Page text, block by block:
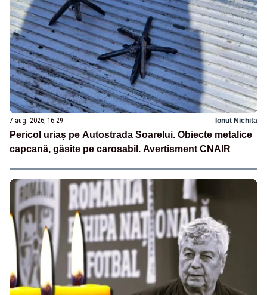
7 aug. 2026, 16:29 Ionuț Nichita
Pericol uriaș pe Autostrada Soarelui. Obiecte metalice
capcană, găsite pe carosabil. Avertisment CNAIR